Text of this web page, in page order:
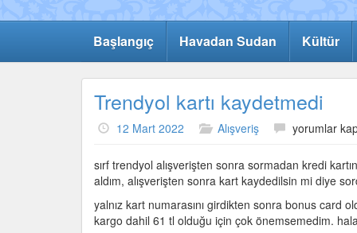
Başlangıç Havadan Sudan Kültür
Trendyol kartı kaydetmedi
12 Mart 2022 Alışveriş
Trendyol
kaydetmedi
için
yorumlar
sırf trendyol alışverişten sonra sormadan kredi
aldım, alışverişten sonra kart kaydedilsin mi diye
yalnız kart numarasını girdikten sonra bonus card
kargo dahil 61 tl olduğu için çok önemsemedim.